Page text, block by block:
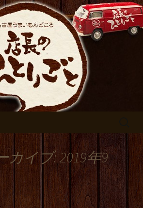
見の居酒屋【店長の
】のブログ
名古屋めしがおすすめで
カイブ: 2019年9